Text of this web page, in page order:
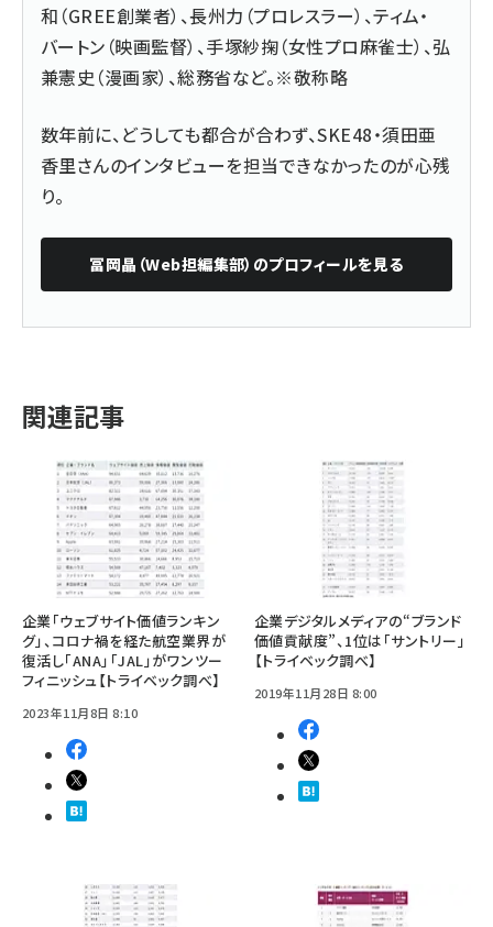
和（GREE創業者）、長州力（プロレスラー）、ティム・
バートン（映画監督）、手塚紗掬（女性プロ麻雀士）、弘
兼憲史（漫画家）、総務省など。※敬称略
数年前に、どうしても都合が合わず、SKE48・須田亜
香里さんのインタビューを担当できなかったのが心残
り。
冨岡晶（Web担編集部） のプロフィールを見る
関連記事
企業「ウェブサイト価値ランキン
グ」、コロナ禍を経た航空業界が
復活し「ANA」「JAL」がワンツー
フィニッシュ【トライベック調べ】
2023年11月8日 8:10
企業デジタルメディアの“ブランド
価値貢献度”、1位は「サントリー」
【トライベック調べ】
2019年11月28日 8:00